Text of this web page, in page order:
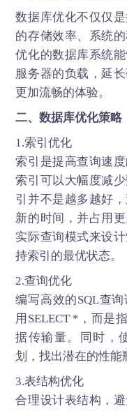
数据库优化不仅仅
的存储效率、系统
优化的数据库系统
服务器的负载，延
更加流畅的体验。
二、数据库优化策略
1.索引优化
索引是提高查询速
索引可以大幅度减
引并不是越多越好
新的时间，并占用
实际查询模式来设
持索引的最优状态。
2.查询优化
编写高效的SQL查
用SELECT *，而是
据传输量。同时，
划，找出潜在的性能
3.表结构优化
合理设计表结构，